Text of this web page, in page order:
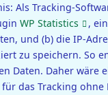
Als Tracking-
WP Statistics
,
und (b) die IP-
zu speichern. So
Daten. Daher wäre
für das Tracking